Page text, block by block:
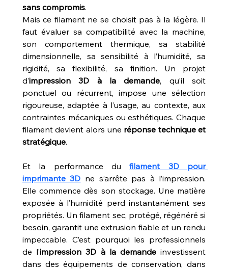
sans compromis.
Mais ce filament ne se choisit pas à la légère. Il
faut évaluer sa compatibilité avec la machine,
son comportement thermique, sa stabilité
dimensionnelle, sa sensibilité à l’humidité, sa
rigidité, sa flexibilité, sa finition. Un projet
d’impression 3D à la demande, qu’il soit
ponctuel ou récurrent, impose une sélection
rigoureuse, adaptée à l’usage, au contexte, aux
contraintes mécaniques ou esthétiques. Chaque
filament devient alors une réponse technique et
stratégique.
Et la performance du filament 3D pour
imprimante 3D ne s’arrête pas à l’impression.
Elle commence dès son stockage. Une matière
exposée à l’humidité perd instantanément ses
propriétés. Un filament sec, protégé, régénéré si
besoin, garantit une extrusion fiable et un rendu
impeccable. C’est pourquoi les professionnels
de l’impression 3D à la demande investissent
dans des équipements de conservation, dans